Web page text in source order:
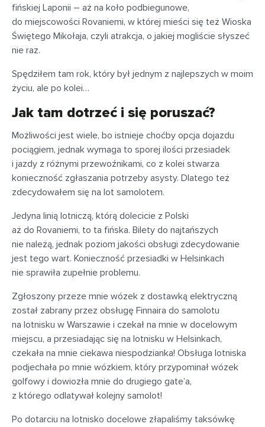
fińskiej Laponii – aż na koło podbiegunowe,
do miejscowości Rovaniemi, w której mieści się też Wioska
Świętego Mikołaja, czyli atrakcja, o jakiej mogliście słyszeć
nie raz.
Spędziłem tam rok, który był jednym z najlepszych w moim
życiu, ale po kolei…
Jak tam dotrzeć i się poruszać?
Możliwości jest wiele, bo istnieje choćby opcja dojazdu
pociągiem, jednak wymaga to sporej ilości przesiadek
i jazdy z różnymi przewoźnikami, co z kolei stwarza
konieczność zgłaszania potrzeby asysty. Dlatego też
zdecydowałem się na lot samolotem.
Jedyna linią lotniczą, którą dolecicie z Polski
aż do Rovaniemi, to ta fińska. Bilety do najtańszych
nie należą, jednak poziom jakości obsługi zdecydowanie
jest tego wart. Konieczność przesiadki w Helsinkach
nie sprawiła zupełnie problemu.
Zgłoszony przeze mnie wózek z dostawką elektryczną
został zabrany przez obsługę Finnaira do samolotu
na lotnisku w Warszawie i czekał na mnie w docelowym
miejscu, a przesiadając się na lotnisku w Helsinkach,
czekała na mnie ciekawa niespodzianka! Obsługa lotniska
podjechała po mnie wózkiem, który przypominał wózek
golfowy i dowiozła mnie do drugiego gate’a,
z którego odlatywał kolejny samolot!
Po dotarciu na lotnisko docelowe złapaliśmy taksówkę